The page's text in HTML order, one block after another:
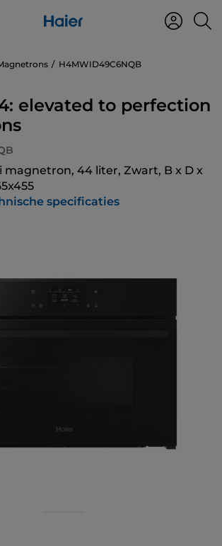
H4MWID49C6NQB
elevated to perfection
magnetron, 44 liter, Zwart, B x D x
specificaties